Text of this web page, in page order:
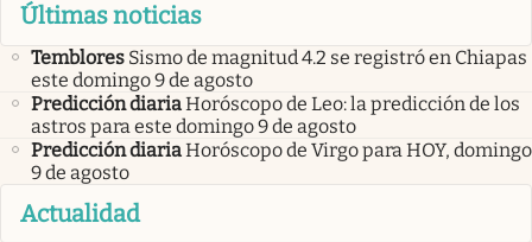
Últimas noticias
Temblores Sismo de magnitud 4.2 se registró en Chiapas
este domingo 9 de agosto
Predicción diariaHoróscopo de Leo: la predicción de los
astros para este domingo 9 de agosto
Predicción diariaHoróscopo de Virgo para HOY, domingo
9 de agosto
Actualidad